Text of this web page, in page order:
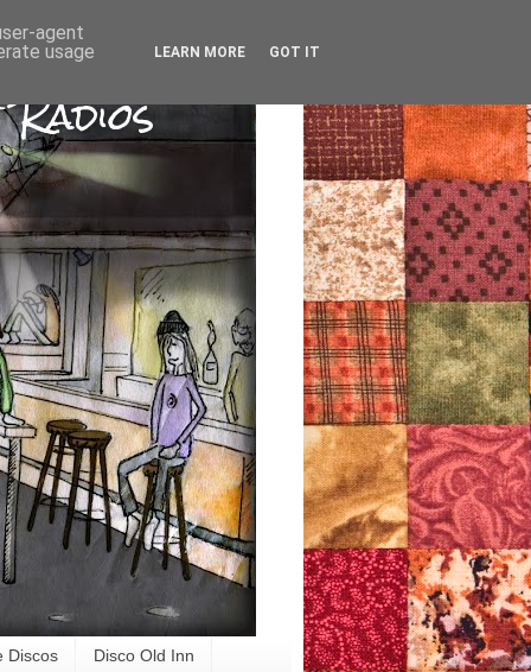
Discos Disco Old Inn
agent
usage
LEARN MORE GOT IT